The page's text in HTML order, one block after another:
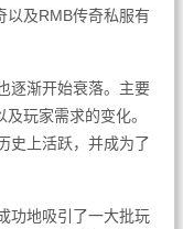
以及RMB传奇私服有
逐渐开始衰落。主要
玩家需求的变化。
史上活跃，并成为了
功地吸引了一大批玩